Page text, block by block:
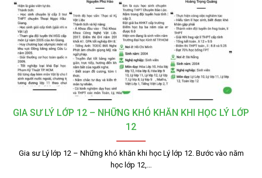
GIA SƯ LÝ LỚP 12 – NHỮNG KHÓ KHĂN KHI HỌC LÝ LỚP
12
Gia sư Lý lớp 12 – Những khó khăn khi học Lý lớp 12. Bước vào năm
học lớp 12,…